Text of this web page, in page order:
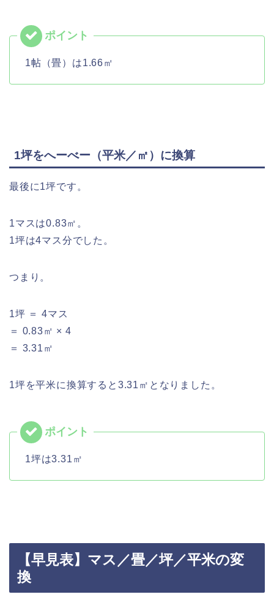
1帖（畳）は1.66㎡
1坪をへーべー（平米／㎡）に換算
最後に1坪です。
1マスは0.83㎡。
1坪は4マス分でした。
つまり。
1坪 ＝ 4マス
＝ 0.83㎡ × 4
＝ 3.31㎡
1坪を平米に換算すると3.31㎡となりました。
1坪は3.31㎡
【早見表】マス／畳／坪／平米の変
換